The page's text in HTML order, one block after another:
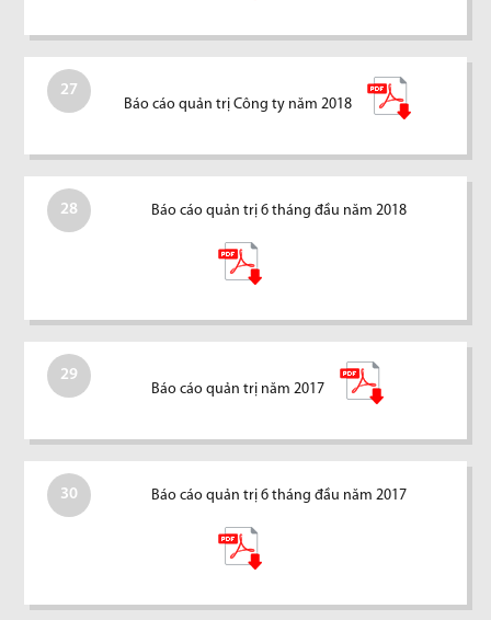
27
Báo cáo quản trị Công ty năm 2018
28 Báo cáo quản trị 6 tháng đầu năm 2018
29
Báo cáo quản trị năm 2017
30 Báo cáo quản trị 6 tháng đầu năm 2017